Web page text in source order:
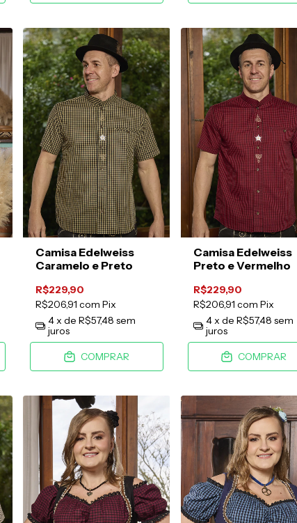
Camisa Edelweiss
Caramelo e Preto
R$229,90
R$206,91com Pix
4x deR$57,48 sem
juros
COMPRAR
Camisa Edelweiss
Preto e Vermelho
R$229,90
R$206,91 com Pix
4x de R$57,48 sem
juros
COMPRAR